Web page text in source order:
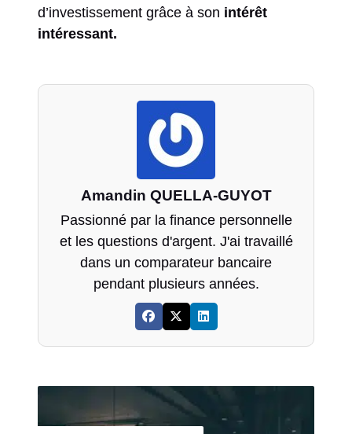
d’investissement grâce à son intérêt
intéressant.
Amandin QUELLA-GUYOT
Passionné par la finance personnelle
et les questions d'argent. J'ai travaillé
dans un comparateur bancaire
pendant plusieurs années.